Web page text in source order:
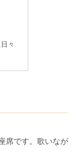
々
席です。歌いなが